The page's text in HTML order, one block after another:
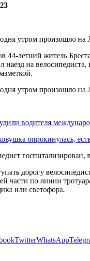
44-летний житель
на
водителя
опрокинулась,
дорогу
части по линии
или светофора.
TwitterWhatsApp